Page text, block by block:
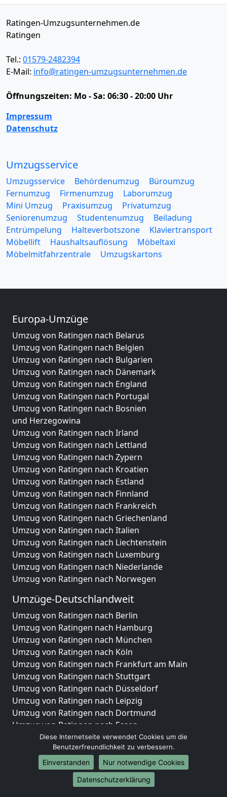
Ratingen-Umzugsunternehmen.de
Ratingen
Tel.: 01579-2482394
E-Mail: info@ratingen-umzugsunternehmen.de
Öffnungszeiten: Mo - Sa: 06:30 - 20:00 Uhr
Impressum
Datenschutz
Umzugsservice
Umzugsservice Behördenumzug
Büroumzug
Fernumzug
Firmenumzug
Laborumzug
Mini Umzug
Praxisumzug
Privatumzug
Seniorenumzug
Studentenumzug
Beiladung
Entrümpelung
Halteverbotszone
Klaviertransport
Möbellift
Haushaltsauflösung
Möbeltaxi
Möbelmitfahrzentrale
Umzugskartons
Europa-Umzüge
Umzug von Ratingen nach Belarus
Umzug von Ratingen nach Belgien
Umzug von Ratingen nach Bulgarien
Umzug von Ratingen nach Dänemark
Umzug von Ratingen nach England
Umzug von Ratingen nach Portugal
Umzug von Ratingen nach Bosnien
und Herzegowina
Umzug von Ratingen nach Irland
Umzug von Ratingen nach Lettland
Umzug von Ratingen nach Zypern
Umzug von Ratingen nach Kroatien
Umzug von Ratingen nach Estland
Umzug von Ratingen nach Finnland
Umzug von Ratingen nach Frankreich
Umzug von Ratingen nach Griechenland
Umzug von Ratingen nach Italien
Umzug von Ratingen nach Liechtenstein
Umzug von Ratingen nach Luxemburg
Umzug von Ratingen nach Niederlande
Umzug von Ratingen nach Norwegen
Umzüge-Deutschlandweit
Umzug von Ratingen nach Berlin
Umzug von Ratingen nach Hamburg
Umzug von Ratingen nach München
Umzug von Ratingen nach Köln
Umzug von Ratingen nach Frankfurt am Main
Umzug von Ratingen nach Stuttgart
Umzug von Ratingen nach Düsseldorf
Umzug von Ratingen nach Leipzig
Umzug von Ratingen nach Dortmund
Umzug von Ratingen nach Essen
Umzug von Ratingen nach Bremen
Umzug von Ratingen nach Dresden
Umzug von Ratingen nach Hannover
Umzug von Ratingen nach Nürnberg
Umzug von Ratingen nach Duisburg
Diese Internetseite verwendet Cookies um die
Benutzerfreundlichkeit zu verbessern.
Einverstanden
Nur notwendige Cookies
Datenschutzerklärung